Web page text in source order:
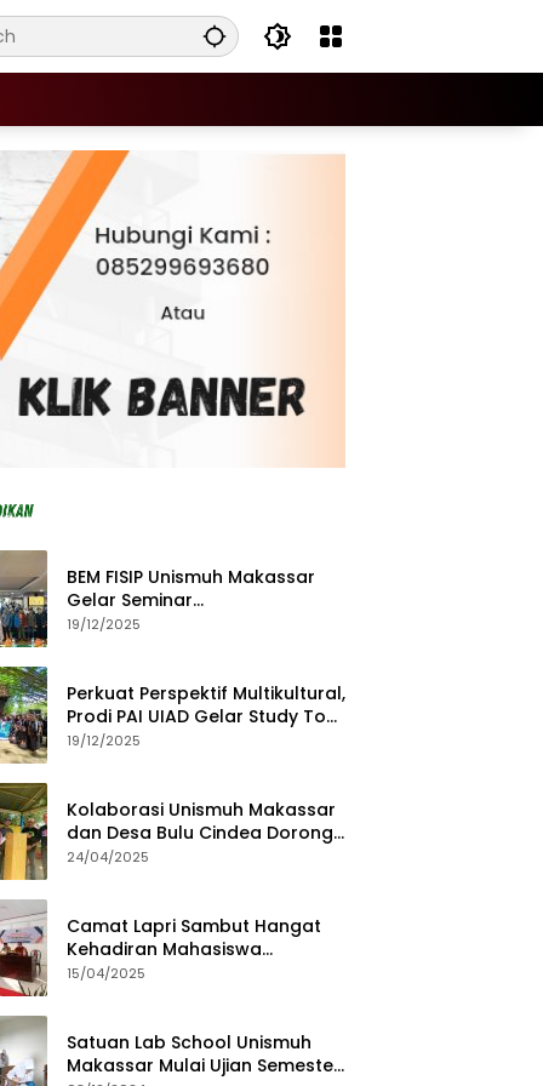
BEM FISIP Unismuh Makassar
Gelar Seminar
Keperempuanan, Bahas
19/12/2025
Perkuat Perspektif Multikultural,
Prodi PAI UIAD Gelar Study Tour
ke Kajang
19/12/2025
Kolaborasi Unismuh Makassar
dan Desa Bulu Cindea Dorong
Sentra Garam Industri
24/04/2025
Camat Lapri Sambut Hangat
Kehadiran Mahasiswa
PoltekMu
15/04/2025
Satuan Lab School Unismuh
Makassar Mulai Ujian Semester,